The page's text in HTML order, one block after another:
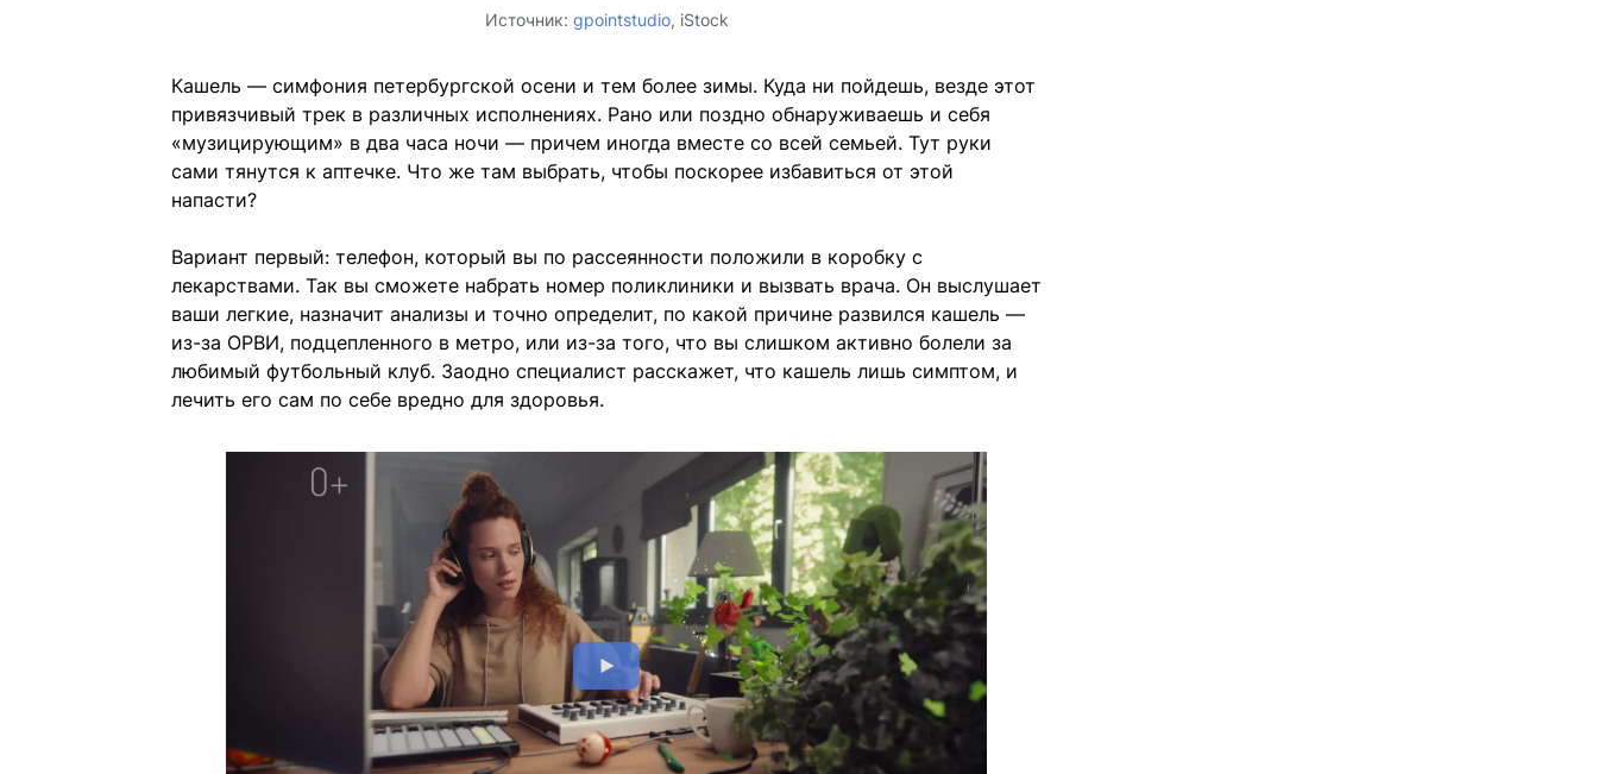
Источник: gpointstudio, iStock
Кашель — симфония петербургской осени и тем более зимы. Куда ни пойдешь, везде этот
привязчивый трек в различных исполнениях. Рано или поздно обнаруживаешь и себя
«музицирующим» в два часа ночи — причем иногда вместе со всей семьей. Тут руки
сами тянутся к аптечке. Что же там выбрать, чтобы поскорее избавиться от этой
напасти?
Вариант первый: телефон, который вы по рассеянности положили в коробку с
лекарствами. Так вы сможете набрать номер поликлиники и вызвать врача. Он выслушает
ваши легкие, назначит анализы и точно определит, по какой причине развился кашель —
из-за ОРВИ, подцепленного в метро, или из-за того, что вы слишком активно болели за
любимый футбольный клуб. Заодно специалист расскажет, что кашель лишь симптом, и
лечить его сам по себе вредно для здоровья.